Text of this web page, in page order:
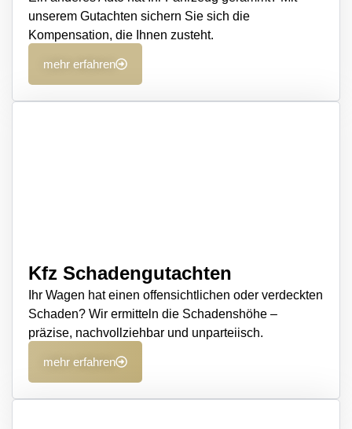
unserem Gutachten sichern Sie sich die
Kompensation, die Ihnen zusteht.
mehr erfahren
Kfz Schadengutachten
Ihr Wagen hat einen offensichtlichen oder verdeckten
Schaden? Wir ermitteln die Schadenshöhe –
präzise, nachvollziehbar und unparteiisch.
mehr erfahren